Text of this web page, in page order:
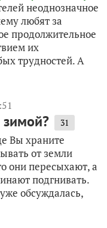
неоднозначное
любят за
продолжительное
их
трудностей. А
зимой? 31
Вы храните
от земли
они пересыхают, а
подгнивать.
обсуждалась,